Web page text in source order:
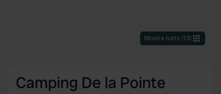
Mostra tutto(13)
Camping De la Pointe